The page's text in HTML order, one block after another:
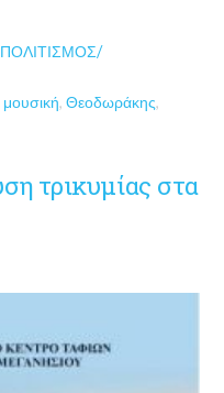
ΠΟΛΙΤΙΣΜΌΣ/
,Θεοδωράκης,
τρικυμίας στα